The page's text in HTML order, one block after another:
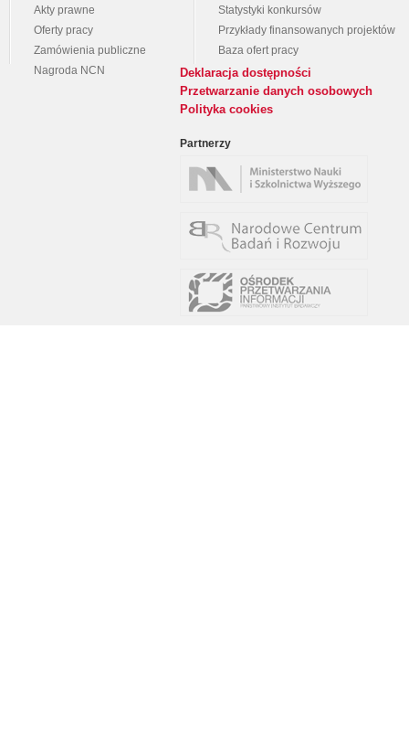
Akty prawne
Oferty pracy
Zamówienia publiczne
Nagroda NCN
Statystyki konkursów
Przykłady finansowanych projektów
Baza ofert pracy
Deklaracja dostępności
Przetwarzanie danych osobowych
Polityka cookies
Partnerzy